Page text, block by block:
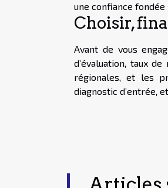
une confiance
Choisir,
Avant de vous
d’évaluation, taux
régionales, et les
diagnostic d’entrée,